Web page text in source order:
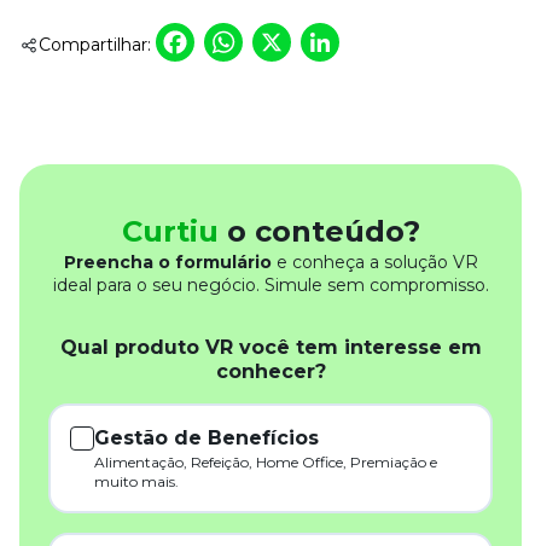
Compartilhar: Facebook
WhatsApp
X
Curtiu o conteúdo?
Preencha o formulárioe conheça a solução VR
ideal para o seu negócio. Simule sem compromisso.
Qual produto VR você tem interesse em
conhecer?
Gestão de Benefícios
Alimentação, Refeição, Home Office, Premiação e
muito mais.